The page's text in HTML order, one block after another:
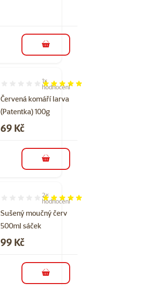
do košíku
Červená komáří larva
(Patentka) 100g
Hodnocení 100%, počet hodnocení: 1
1×
hodnocení
Cena
69 Kč
do košíku
Sušený moučný červ
500ml sáček
Hodnocení 100%, počet hodnocení: 2
2×
hodnocení
Cena
99 Kč
do košíku